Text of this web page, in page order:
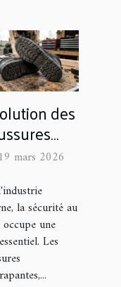
des
l'industrie
mars 2026
la sécurité au
une
Les